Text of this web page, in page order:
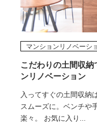
こだわりの土間収
ンリノベーション
入ってすぐの土間収納
スムーズに。ベンチや
楽々。 お気に入り...
マンションリノベーシ